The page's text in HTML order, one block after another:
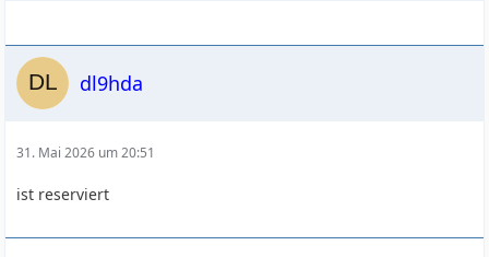
dl9hda
31. Mai 2026 um 20:51
ist reserviert